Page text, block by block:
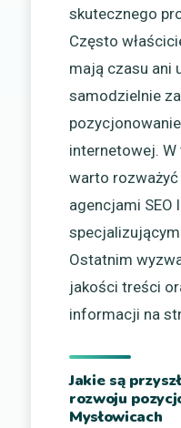
skutecznego
Często
mają czasu ani
samodzielnie
internetowej. W
warto rozważyć
agencjami SEO
Ostatnim
jakości treści
informacji na
Jakie są
rozwoju
Mysłowicach